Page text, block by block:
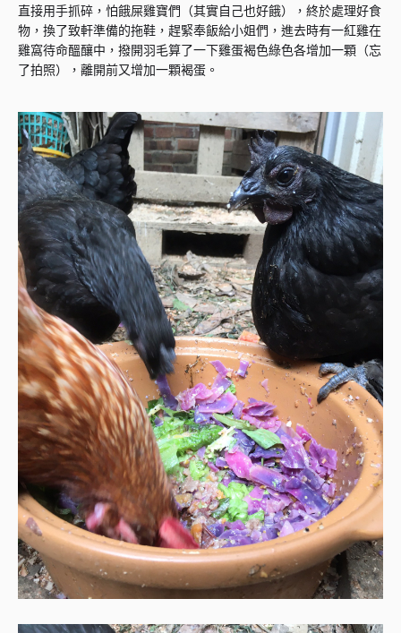
直接用手抓碎，怕餓屎雞寶們（其實自己也好餓），終於處理好食
物，換了致軒準備的拖鞋，趕緊奉飯給小姐們，進去時有一紅雞在
雞窩待命醞釀中，撥開羽毛算了一下雞蛋褐色綠色各增加一顆（忘
了拍照），離開前又增加一顆褐蛋。